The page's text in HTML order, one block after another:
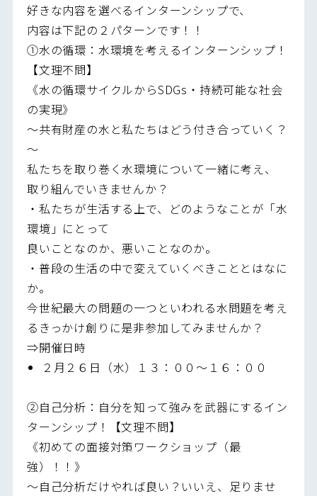
好きな内容を選べるインターンシップで、
内容は下記の２パターンです！！
①水の循環：水環境を考えるインターンシップ！
【文理不問】
《水の循環サイクルからSDGs・持続可能な社会
の実現》
～共有財産の水と私たちはどう付き合っていく？
～
私たちを取り巻く水環境について一緒に考え、
取り組んでいきませんか？
・私たちが生活する上で、どのようなことが「水
環境」にとって
良いことなのか、悪いことなのか。
・普段の生活の中で変えていくべきこととはなに
か。
今世紀最大の問題の一つといわれる水問題を考え
るきっかけ創りに是非参加してみませんか？
⇒開催日時
２月２６日（水）１３：００～１６：００
②自己分析：自分を知って強みを武器にするイン
ターンシップ！【文理不問】
《初めての面接対策ワークショップ（最
強）！！》
～自己分析だけやれば良い？いいえ、足りませ